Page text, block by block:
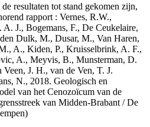
resultaten tot stand gekomen zijn,
rapport : Vernes, R.W.,
J., Bogemans, F., De Ceukelaire,
Dulk, M., Dusar, M., Van Haren,
A., Kiden, P., Kruisselbrink, A. F.,
A., Meyvis, B., Munsterman, D.
J. H., van de Ven, T. J.
N., 2018. Geologisch en
van het Cenozoïcum van de
van Midden-Brabant / De